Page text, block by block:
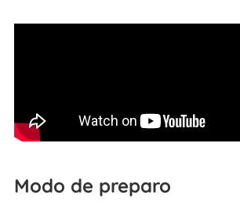
Modo de preparo